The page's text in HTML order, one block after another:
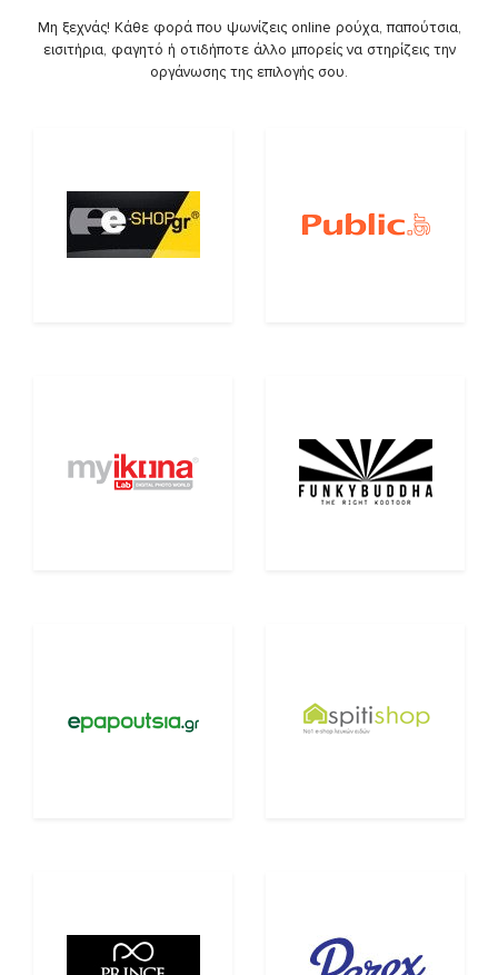
Μη ξεχνάς! Κάθε φορά που ψωνίζεις online ρούχα, παπούτσια,
εισιτήρια, φαγητό ή οτιδήποτε άλλο μπορείς να στηρίζεις την
οργάνωσης της επιλογής σου.